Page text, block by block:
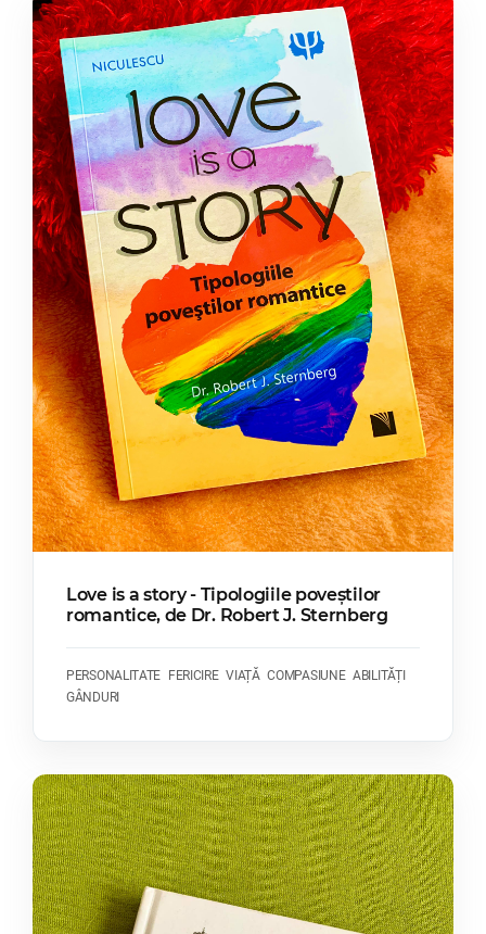
Love is a story - Tipologiile poveștilor
romantice, de Dr. Robert J. Sternberg
PERSONALITATE FERICIRE VIAȚĂ COMPASIUNE ABILITĂȚI
GÂNDURI